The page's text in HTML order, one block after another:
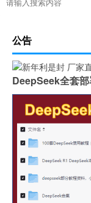
公告
DeepSeek全套